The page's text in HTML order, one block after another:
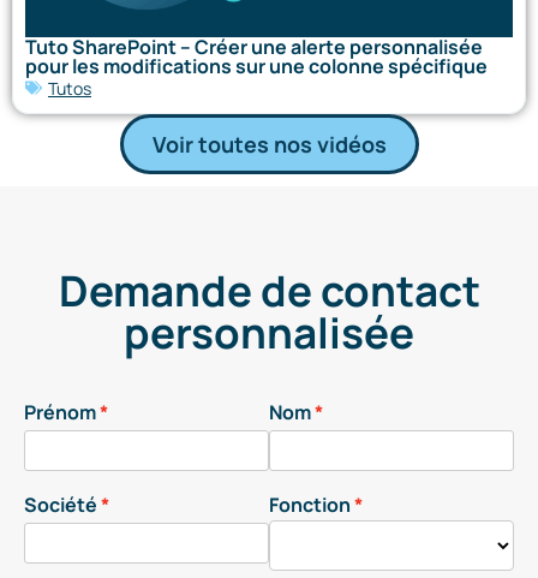
Tuto SharePoint – Créer une alerte personnalisée
pour les modifications sur une colonne spécifique
Tutos
Voir toutes nos vidéos
Demande de contact
personnalisée
Prénom Nom
Société Fonction